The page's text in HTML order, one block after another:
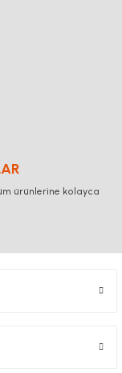
ürünlerine kolayca